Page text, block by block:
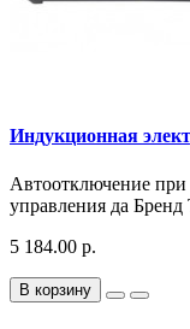
Индукционная
Автоотключение при
управления да
5 184.00 р.
В корзину